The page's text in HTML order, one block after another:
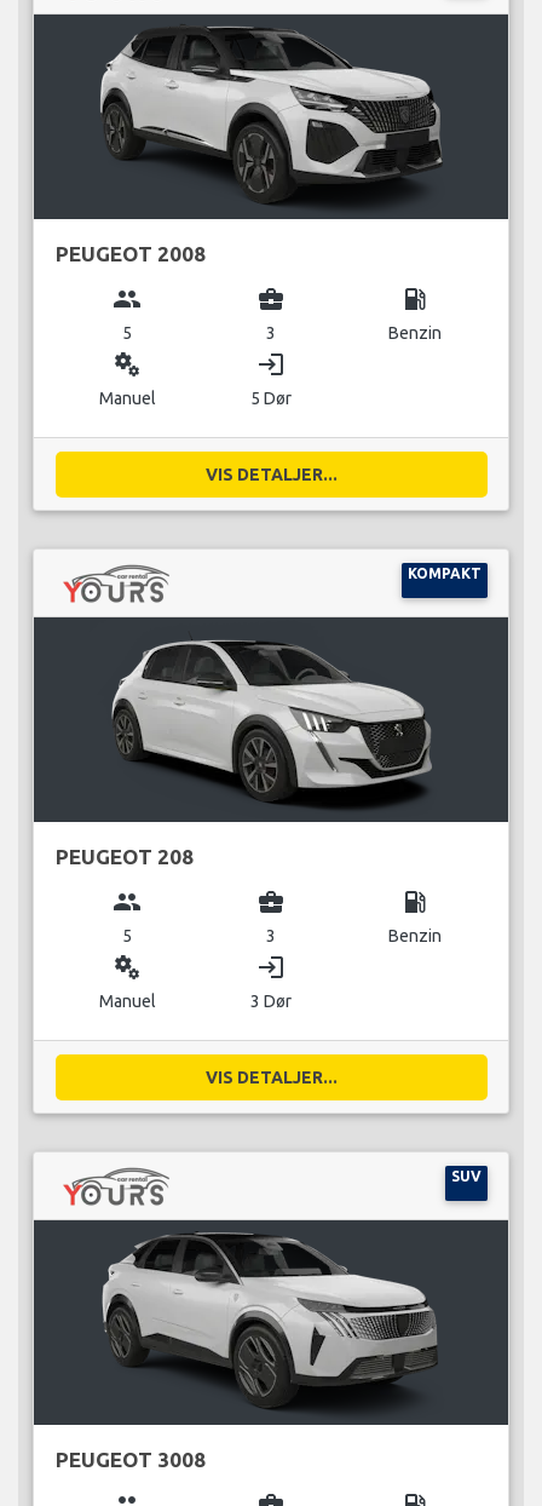
PEUGEOT 2008
group
5
business_center
3
local_gas_station
Benzin
miscellaneous_services
Manuel
login
5 Dør
VIS DETALJER...
KOMPAKT
PEUGEOT 208
group
5
business_center
3
local_gas_station
Benzin
miscellaneous_services
Manuel
login
3 Dør
VIS DETALJER...
SUV
PEUGEOT 3008